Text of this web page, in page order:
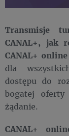
Transmisje
CANAL+, jak
CANAL+
dla
dostępu do
bogatej
żądanie.
CANAL+